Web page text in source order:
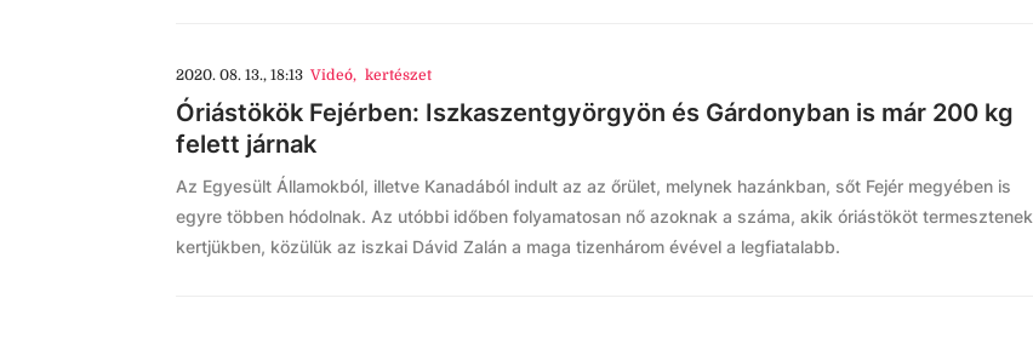
2020. 08. 13., 18:13 Videó, kertészet
Óriástökök Fejérben: Iszkaszentgyörgyön és Gárdonyban is már 200 kg
felett járnak
Az Egyesült Államokból, illetve Kanadából indult az az őrület, melynek hazánkban, sőt Fejér megyében is
egyre többen hódolnak. Az utóbbi időben folyamatosan nő azoknak a száma, akik óriástököt termesztenek
kertjükben, közülük az iszkai Dávid Zalán a maga tizenhárom évével a legfiatalabb.